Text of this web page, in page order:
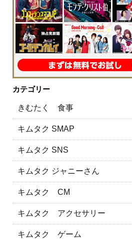
カテゴリー
きむたく 食事
キムタク SMAP
キムタク SNS
キムタク ジャニーさん
キムタク CM
キムタク アクセサリー
キムタク ゲーム